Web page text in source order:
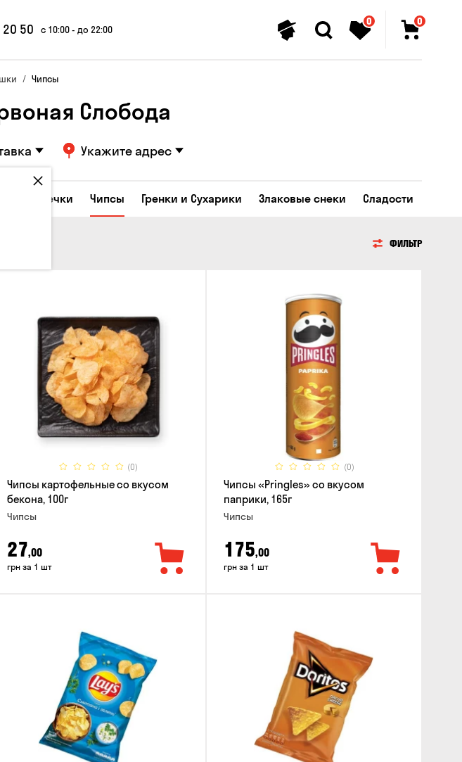
50 с 10:00 - до 22:00
0 0
Чипсы
Слобода
Укажите адрес
Семечки Чипсы Гренки и Сухарики Злаковые снеки Сладости
ФИЛЬТР
(0)
Чипсы картофельные со вкусом
бекона, 100г
Чипсы
27,00
грн за 1 шт
(0)
Чипсы «Pringles» со вкусом
паприки, 165г
Чипсы
175,00
грн за 1 шт